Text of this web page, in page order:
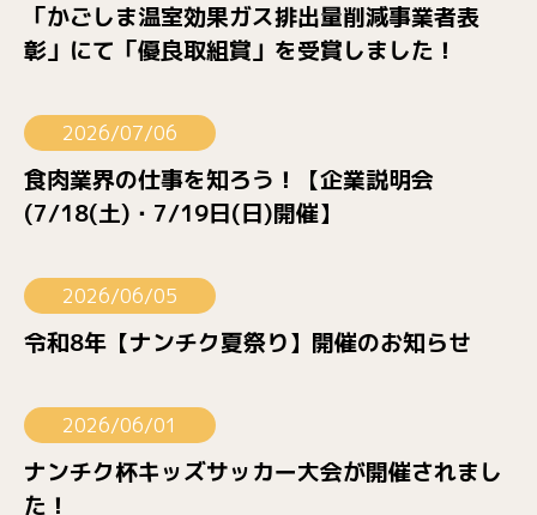
「かごしま温室効果ガス排出量削減事業者表
彰」にて「優良取組賞」を受賞しました！
2026/07/06
食肉業界の仕事を知ろう！【企業説明会
(7/18(土)・7/19日(日)開催】
2026/06/05
令和8年【ナンチク夏祭り】開催のお知らせ
2026/06/01
ナンチク杯キッズサッカー大会が開催されまし
た！